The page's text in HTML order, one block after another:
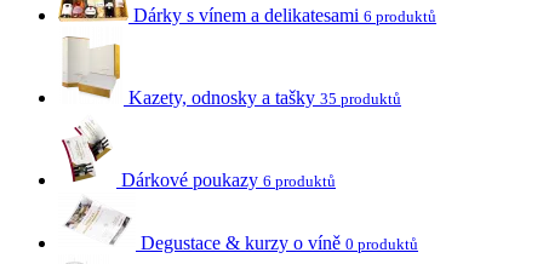
Dárky s vínem a delikatesami 6 produktů
Kazety, odnosky a tašky 35 produktů
Dárkové poukazy 6 produktů
Degustace & kurzy o víně 0 produktů